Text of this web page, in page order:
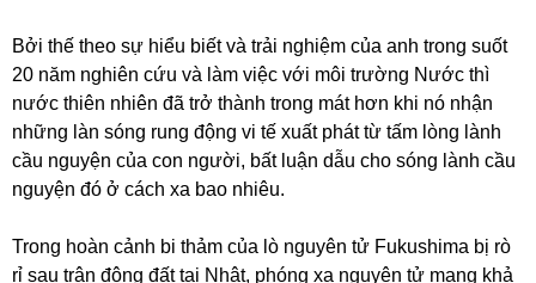
Bởi thế theo sự hiểu biết và trải nghiệm của anh trong suốt
20 năm nghiên cứu và làm việc với môi trường Nước thì
nước thiên nhiên đã trở thành trong mát hơn khi nó nhận
những làn sóng rung động vi tế xuất phát từ tấm lòng lành
cầu nguyện của con người, bất luận dẫu cho sóng lành cầu
nguyện đó ở cách xa bao nhiêu.
Trong hoàn cảnh bi thảm của lò nguyên tử Fukushima bị rò
rỉ sau trận động đất tại Nhật, phóng xạ nguyên tử mang khả